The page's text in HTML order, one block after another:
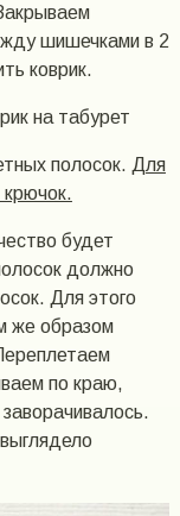
шишечками в 2
коврик.
полосок. Для
крючок.
будет
должно
Для этого
же образом
по краю,